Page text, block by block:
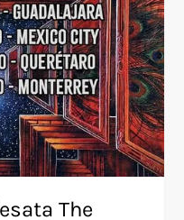
The